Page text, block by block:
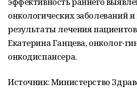
онкологических заболеваний
результаты лечения
Екатерина Ганцева, онколог-
онкодиспансера.
Источник: Министерство